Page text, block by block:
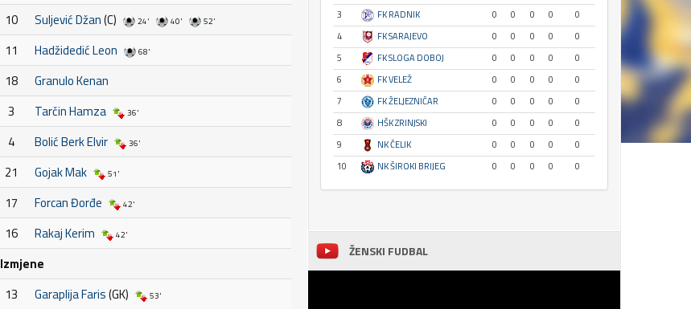
10
Suljević Džan(C) 24' 40' 52'
11 Hadžidedić Leon 68'
18
Granulo Kenan
3
Tarčin Hamza 36'
4 Bolić Berk Elvir 36'
21 Gojak Mak 51'
17 Forcan Đorđe 42'
16 Rakaj Kerim 42'
Izmjene
13
Garaplija Faris(GK) 53'
3
FK RADNIK 0 0 0 0
0
4
FK SARAJEVO 0 0 0 0
0
5
FK SLOGA DOBOJ 0 0 0 0
0
6
FK VELEŽ 0 0 0 0
0
7
FK ŽELJEZNIČAR 0 0 0 0
0
8
HŠK ZRINJSKI 0 0 0 0
0
9
NK ČELIK 0 0 0 0
0
10
NK ŠIROKI BRIJEG 0 0 0 0 0
ŽENSKI FUDBAL